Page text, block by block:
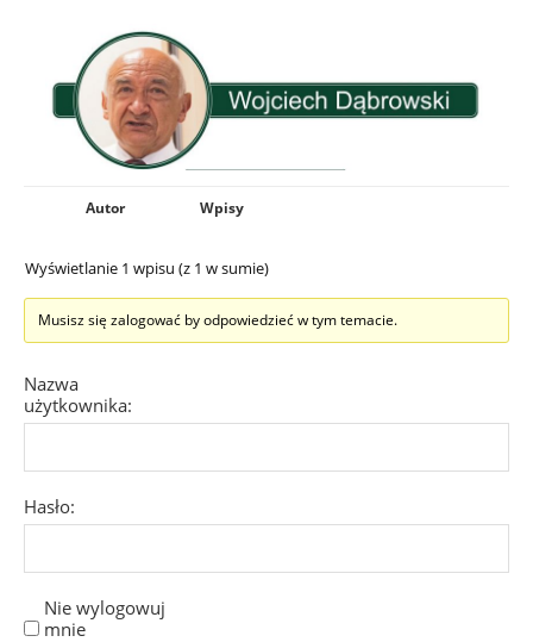
Autor Wpisy
Wyświetlanie 1 wpisu (z 1 w sumie)
Musisz się zalogować by odpowiedzieć w tym temacie.
Nazwa
użytkownika:
Hasło:
Nie wylogowuj
mnie